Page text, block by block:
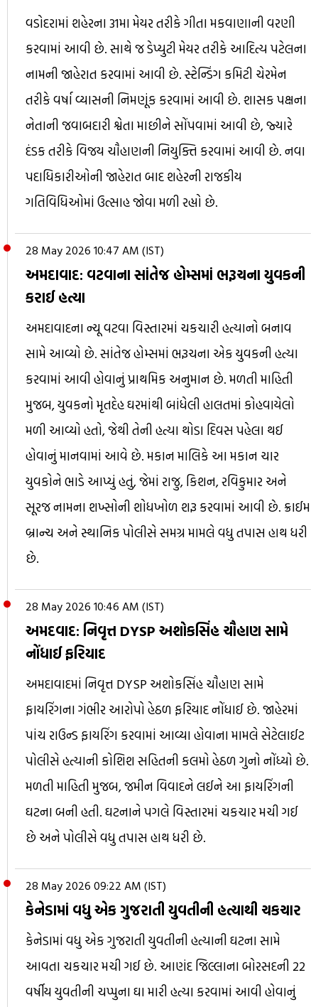
વડોદરામાં શહેરના 31મા મેયર તરીકે ગીતા મકવાણાની વરણી
કરવામાં આવી છે. સાથે જ ડેપ્યુટી મેયર તરીકે આદિત્ય પટેલના
નામની જાહેરાત કરવામાં આવી છે. સ્ટેન્ડિંગ કમિટી ચેરમેન
તરીકે વર્ષા વ્યાસની નિમણૂંક કરવામાં આવી છે. શાસક પક્ષના
નેતાની જવાબદારી શ્વેતા માછીને સોંપવામાં આવી છે, જ્યારે
દંડક તરીકે વિજય ચૌહાણની નિયુક્તિ કરવામાં આવી છે. નવા
પદાધિકારીઓની જાહેરાત બાદ શહેરની રાજકીય
ગતિવિધિઓમાં ઉત્સાહ જોવા મળી રહ્યો છે.
28 May 2026 10:47 AM (IST)
અમદાવાદ: વટવાના સાંતેજ હોમ્સમાં ભરૂચના યુવકની
કરાઈ હત્યા
અમદાવાદના ન્યૂ વટવા વિસ્તારમાં ચકચારી હત્યાનો બનાવ
સામે આવ્યો છે. સાંતેજ હોમ્સમાં ભરૂચના એક યુવકની હત્યા
કરવામાં આવી હોવાનું પ્રાથમિક અનુમાન છે. મળતી માહિતી
મુજબ, યુવકનો મૃતદેહ ઘરમાંથી બાંધેલી હાલતમાં કોહવાયેલો
મળી આવ્યો હતો, જેથી તેની હત્યા થોડા દિવસ પહેલા થઈ
હોવાનું માનવામાં આવે છે. મકાન માલિકે આ મકાન ચાર
યુવકોને ભાડે આપ્યું હતું, જેમાં રાજુ, કિશન, રવિકુમાર અને
સૂરજ નામના શખ્સોની શોધખોળ શરૂ કરવામાં આવી છે. ક્રાઈમ
બ્રાન્ચ અને સ્થાનિક પોલીસે સમગ્ર મામલે વધુ તપાસ હાથ ધરી
છે.
28 May 2026 10:46 AM (IST)
અમદવાદ: નિવૃત્ત DYSP અશોકસિંહ ચૌહાણ સામે
નોંધાઈ ફરિયાદ
અમદાવાદમાં નિવૃત્ત DYSP અશોકસિંહ ચૌહાણ સામે
ફાયરિંગના ગંભીર આરોપો હેઠળ ફરિયાદ નોંધાઈ છે. જાહેરમાં
પાંચ રાઉન્ડ ફાયરિંગ કરવામાં આવ્યા હોવાના મામલે સેટેલાઈટ
પોલીસે હત્યાની કોશિશ સહિતની કલમો હેઠળ ગુનો નોંધ્યો છે.
મળતી માહિતી મુજબ, જમીન વિવાદને લઈને આ ફાયરિંગની
ઘટના બની હતી. ઘટનાને પગલે વિસ્તારમાં ચકચાર મચી ગઈ
છે અને પોલીસે વધુ તપાસ હાથ ધરી છે.
28 May 2026 09:22 AM (IST)
કેનેડામાં વધુ એક ગુજરાતી યુવતીની હત્યાથી ચકચાર
કેનેડામાં વધુ એક ગુજરાતી યુવતીની હત્યાની ઘટના સામે
આવતા ચકચાર મચી ગઈ છે. આણંદ જિલ્લાના બોરસદની 22
વર્ષીય યુવતીની ચપ્પુના ઘા મારી હત્યા કરવામાં આવી હોવાનું